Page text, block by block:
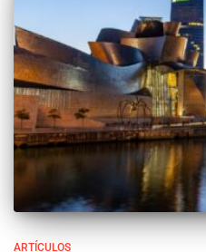
ARTÍCULOS